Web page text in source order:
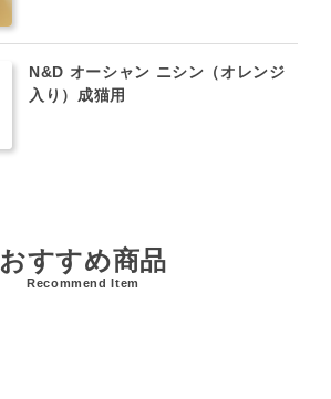
N&D オーシャン ニシン（オレンジ
入り）成猫用
おすすめ商品
Recommend Item